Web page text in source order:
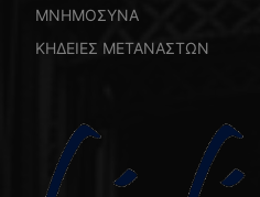
ΜΝΗΜΟΣΥΝΑ
ΚΗΔΕΙΕΣ ΜΕΤΑΝΑΣΤΩΝ